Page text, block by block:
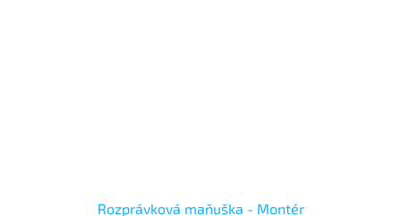
Rozprávková maňuška - Montér